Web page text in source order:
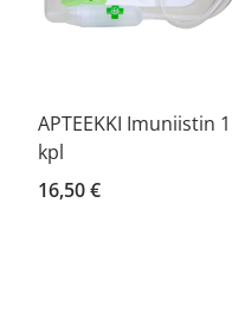
APTEEKKI Imuniistin 1
kpl
16,50 €